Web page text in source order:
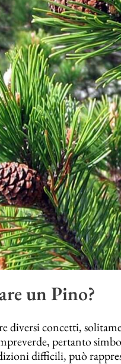
un Pino?
diversi concetti,
pertanto
difficili, può